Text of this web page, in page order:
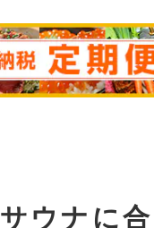
サウナに